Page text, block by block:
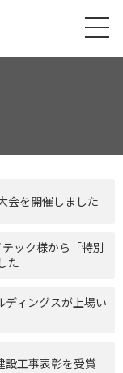
を開催しました
ック様から「特別
た
ディングスが上場い
設工事表彰を受賞